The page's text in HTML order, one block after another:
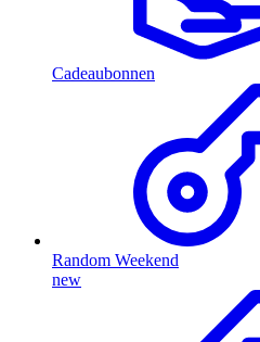
Cadeaubonnen
Random Weekend
new